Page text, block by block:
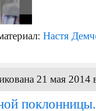
Настя
21 мая 2014
поклонницы.